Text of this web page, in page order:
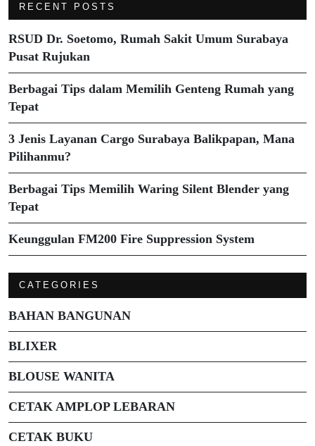
RECENT POSTS
RSUD Dr. Soetomo, Rumah Sakit Umum Surabaya
Pusat Rujukan
Berbagai Tips dalam Memilih Genteng Rumah yang
Tepat
3 Jenis Layanan Cargo Surabaya Balikpapan, Mana
Pilihanmu?
Berbagai Tips Memilih Waring Silent Blender yang
Tepat
Keunggulan FM200 Fire Suppression System
CATEGORIES
BAHAN BANGUNAN
BLIXER
BLOUSE WANITA
CETAK AMPLOP LEBARAN
CETAK BUKU